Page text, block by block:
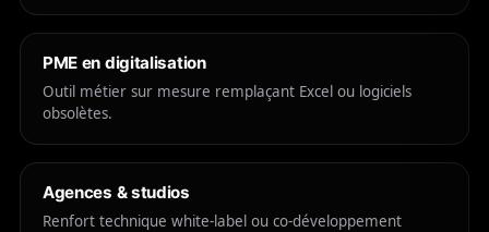
PME en digitalisation
Outil métier sur mesure remplaçant Excel ou logiciels
obsolètes.
Agences & studios
Renfort technique white-label ou co-développement